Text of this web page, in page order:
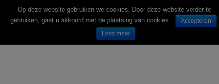
Wekelijks nieuwe folders van Nederlandse supermarkten en winkels
Op deze website gebruiken we cookies. Door deze website verder te
gebruiken, gaat u akkoord met de plaatsing van cookies.
Accepteren
Lees meer